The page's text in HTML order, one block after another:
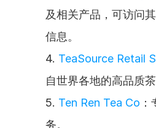
及相关产品，可访问
信息。
4. TeaSource Retail
自世界各地的高品质茶
5. Ten Ren Tea Co
务。